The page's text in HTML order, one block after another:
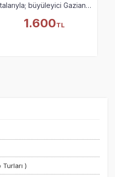
Tarihin rüzgarı ve lezzet noktalarıyla; büyüleyici Gaziantep Turu için Gece 01.00'da yola çıkıyoruz
1.600TL
)